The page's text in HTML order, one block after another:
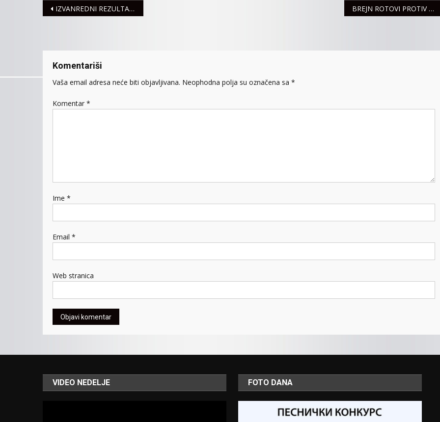
Navigacija
IZVANREDNI REZULTATI KAJAKAŠA BREJN ROTOVI PROTIV PREVIŠE NETA I OSTALIH ŠTETA
Komentariši
Vaša email adresa neće biti objavljivana. Neophodna polja su označena sa *
Komentar *
Ime *
Email *
Web stranica
VIDEO NEDELJE FOTO DANA